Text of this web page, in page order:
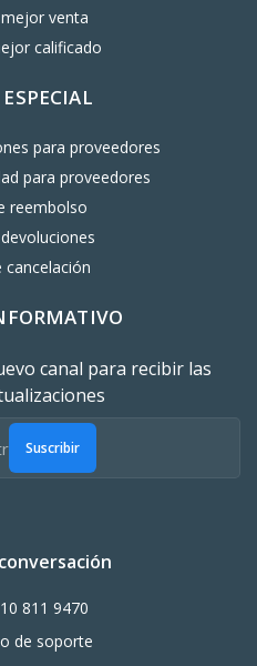
venta
calificado
para proveedores
para proveedores
reembolso
cancelación
canal para recibir las
Suscribir
811 9470
de soporte